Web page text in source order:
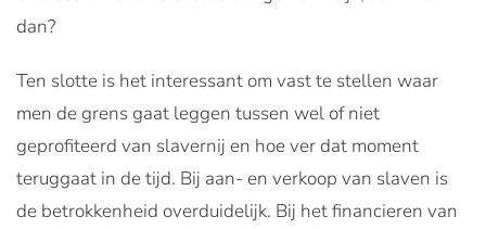
dan?
Ten slotte is het interessant om vast te stellen waar
men de grens gaat leggen tussen wel of niet
geprofiteerd van slavernij en hoe ver dat moment
teruggaat in de tijd. Bij aan- en verkoop van slaven is
de betrokkenheid overduidelijk. Bij het financieren van